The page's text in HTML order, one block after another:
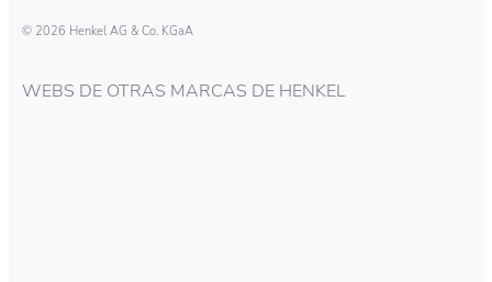
© 2026 Henkel AG & Co. KGaA
WEBS DE OTRAS MARCAS DE HENKEL